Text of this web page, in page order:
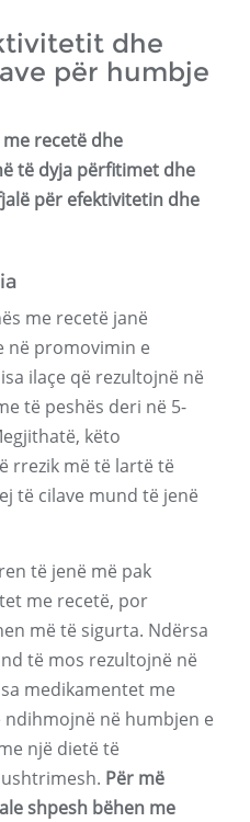
dhe
për humbje
recetë dhe
të dyja përfitimet dhe
për efektivitetin dhe
me recetë janë
në promovimin e
ilaçe që rezultojnë në
të peshës deri në 5-
këto
rrezik më të lartë të
të cilave mund të jenë
të jenë më pak
me recetë, por
më të sigurta. Ndërsa
të mos rezultojnë në
medikamentet me
në humbjen e
një dietë të
Për më
shpesh bëhen me